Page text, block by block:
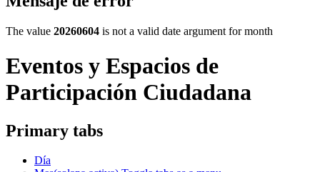
The value 20260604 is not a valid date argument for month
Eventos y Espacios de
Participación Ciudadana
Primary tabs
Día